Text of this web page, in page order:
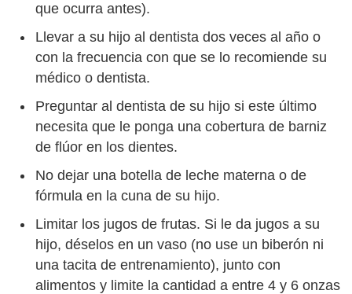
que ocurra antes).
Llevar a su hijo al dentista dos veces al año o
con la frecuencia con que se lo recomiende su
médico o dentista.
Preguntar al dentista de su hijo si este último
necesita que le ponga una cobertura de barniz
de flúor en los dientes.
No dejar una botella de leche materna o de
fórmula en la cuna de su hijo.
Limitar los jugos de frutas. Si le da jugos a su
hijo, déselos en un vaso (no use un biberón ni
una tacita de entrenamiento), junto con
alimentos y limite la cantidad a entre 4 y 6 onzas